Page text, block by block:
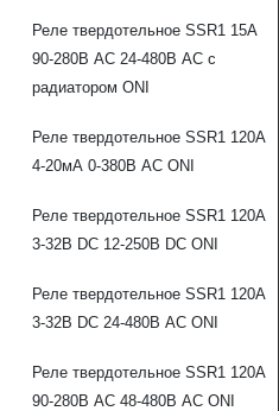
Реле твердотельное SSR1 15А
90-280В AC 24-480В AC с
радиатором ONI
Реле твердотельное SSR1 120А
4-20мА 0-380В AC ONI
Реле твердотельное SSR1 120А
3-32В DC 12-250В DC ONI
Реле твердотельное SSR1 120А
3-32В DC 24-480В AC ONI
Реле твердотельное SSR1 120А
90-280В AC 48-480В AC ONI